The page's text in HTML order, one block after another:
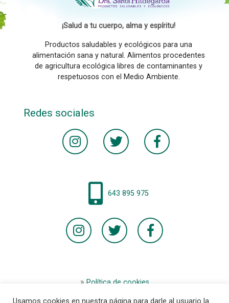
¡Salud a tu cuerpo, alma y espíritu!
Productos saludables y ecológicos para una
alimentación sana y natural. Alimentos procedentes
de agricultura ecológica libres de contaminantes y
respetuosos con el Medio Ambiente.
Redes sociales
643 895 975
Política de cookies
Usamos cookies en nuestra página para darle al usuario la